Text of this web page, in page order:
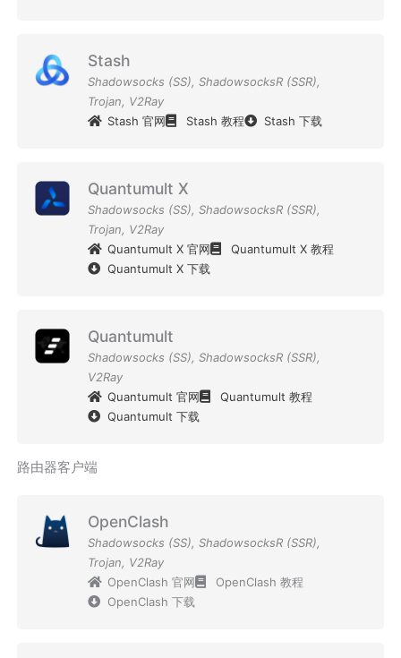
Stash
Shadowsocks (SS), ShadowsocksR (SSR),
Trojan, V2Ray
Stash 官网
Stash 教程 Stash 下载
Quantumult X
Shadowsocks (SS), ShadowsocksR (SSR),
Trojan, V2Ray
Quantumult X 官网
Quantumult X 教程
Quantumult X 下载
Quantumult
Shadowsocks (SS), ShadowsocksR (SSR),
V2Ray
Quantumult 官网
Quantumult 教程
Quantumult 下载
路由器客户端
OpenClash
Shadowsocks (SS), ShadowsocksR (SSR),
Trojan, V2Ray
OpenClash 官网
OpenClash 教程
OpenClash 下载